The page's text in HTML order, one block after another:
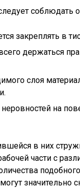
соблюдать
закреплять в
держаться
слоя
на
в них
части с
значительно